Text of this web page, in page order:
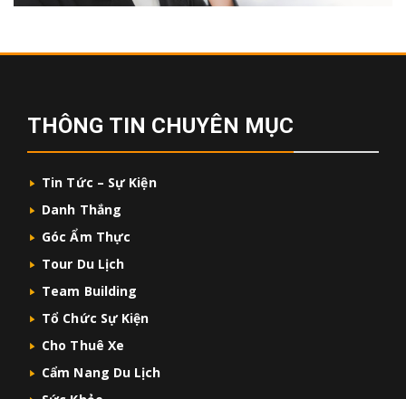
THÔNG TIN CHUYÊN MỤC
Tin Tức – Sự Kiện
Danh Thắng
Góc Ẩm Thực
Tour Du Lịch
Team Building
Tổ Chức Sự Kiện
Cho Thuê Xe
Cẩm Nang Du Lịch